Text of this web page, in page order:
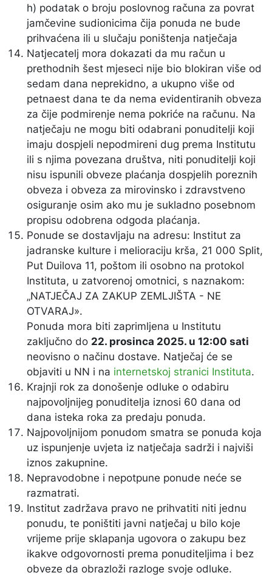
h) podatak o broju poslovnog računa za povrat
jamčevine sudionicima čija ponuda ne bude
prihvaćena ili u slučaju poništenja natječaja
Natjecatelj mora dokazati da mu račun u
prethodnih šest mjeseci nije bio blokiran više od
sedam dana neprekidno, a ukupno više od
petnaest dana te da nema evidentiranih obveza
za čije podmirenje nema pokriće na računu. Na
natječaju ne mogu biti odabrani ponuditelji koji
imaju dospjeli nepodmireni dug prema Institutu
ili s njima povezana društva, niti ponuditelji koji
nisu ispunili obveze plaćanja dospjelih poreznih
obveza i obveza za mirovinsko i zdravstveno
osiguranje osim ako mu je sukladno posebnom
propisu odobrena odgoda plaćanja.
Ponude se dostavljaju na adresu: Institut za
jadranske kulture i melioraciju krša, 21 000 Split,
Put Duilova 11, poštom ili osobno na protokol
Instituta, u zatvorenoj omotnici, s naznakom:
„NATJEČAJ ZA ZAKUP ZEMLJIŠTA - NE
OTVARAJ».
Ponuda mora biti zaprimljena u Institutu
zaključno do 22. prosinca 2025. u 12:00 sati
neovisno o načinu dostave. Natječaj će se
objaviti u NN i na internetskoj stranici Instituta.
Krajnji rok za donošenje odluke o odabiru
najpovoljnijeg ponuditelja iznosi 60 dana od
dana isteka roka za predaju ponuda.
Najpovoljnijom ponudom smatra se ponuda koja
uz ispunjenje uvjeta iz natječaja sadrži i najviši
iznos zakupnine.
Nepravodobne i nepotpune ponude neće se
razmatrati.
Institut zadržava pravo ne prihvatiti niti jednu
ponudu, te poništiti javni natječaj u bilo koje
vrijeme prije sklapanja ugovora o zakupu bez
ikakve odgovornosti prema ponuditeljima i bez
obveze da obrazloži razloge svoje odluke.